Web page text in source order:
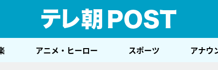
アニメ・ヒーロー スポーツ アナウ